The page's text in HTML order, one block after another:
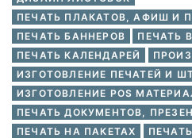
ПЕЧАТЬ ПЛАКАТОВ, АФИШ И
ПЕЧАТЬ БАННЕРОВ
ПЕЧАТЬ
ПЕЧАТЬ КАЛЕНДАРЕЙ
ИЗГОТОВЛЕНИЕ ПЕЧАТЕЙ И
ИЗГОТОВЛЕНИЕ POS
ПЕЧАТЬ ДОКУМЕНТОВ,
ПЕЧАТЬ НА ПАКЕТАХ